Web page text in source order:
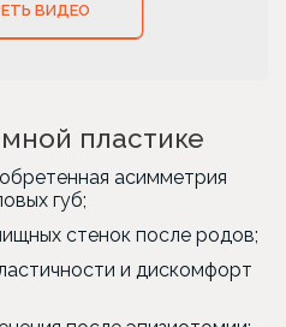
ВИДЕО
пластике
асимметрия
губ;
стенок после родов;
и дискомфорт